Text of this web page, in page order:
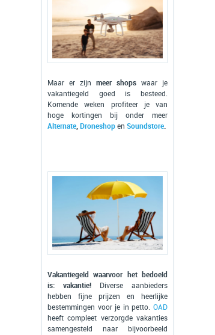
Maar er zijn meer shops waar je
vakantiegeld goed is besteed.
Komende weken profiteer je van
hoge kortingen bij onder meer
Alternate, Droneshop en Soundstore.
Vakantiegeld waarvoor het bedoeld
is: vakantie!
Diverse aanbieders
hebben fijne prijzen en heerlijke
bestemmingen voor je in petto. OAD
heeft compleet verzorgde vakanties
samengesteld naar bijvoorbeeld